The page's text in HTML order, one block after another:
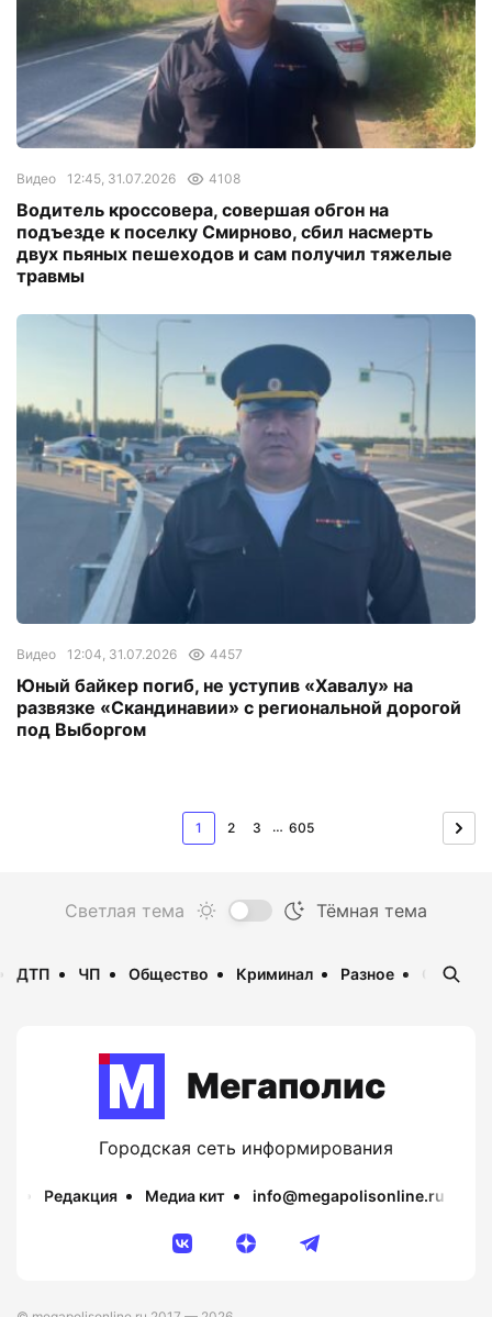
Видео 12:45, 31.07.2026 4108
Водитель кроссовера, совершая обгон на
подъезде к поселку Смирново, сбил насмерть
двух пьяных пешеходов и сам получил тяжелые
травмы
Видео 12:04, 31.07.2026 4457
Юный байкер погиб, не уступив «Хавалу» на
развязке «Скандинавии» с региональной дорогой
под Выборгом
1 2 3 … 605
ДТП ЧП Общество Криминал Разное
Мегаполис
Городская сеть информирования
Редакция Медиа кит info@megapolisonline.ru